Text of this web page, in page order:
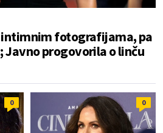
fotografijama, pa
Javno progovorila o linču
0 0